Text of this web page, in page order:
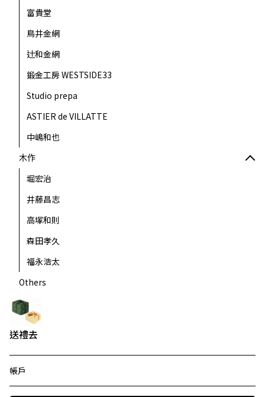
富貴堂
鳥井金網
辻和金網
鍛金工房 WESTSIDE33
Studio prepa
ASTIER de VILLATTE
中嶋和也
木作
堀宏治
井藤昌志
高塚和則
森田孝久
福永浩太
Others
送禮去
帳戶